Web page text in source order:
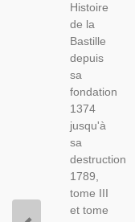
Alboize
Du Pujol,
1844 -
Moyen
Age,
Prisonniers
Ancien
Régime,
Révolution
1789,
Gravures,
Histoire
de la
Bastille
depuis
sa
fondation
1374
jusqu'à
sa
destruction
1789,
tome III
et tome